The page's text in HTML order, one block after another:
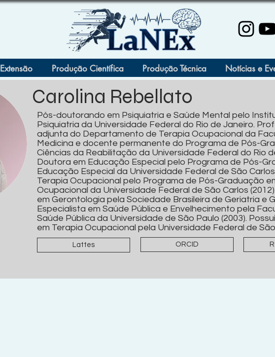
Extensão Produção Científica Produção Técnica Notícias e
Carolina Rebellato
Pós-doutorando em Psiquiatria e Saúde Mental pelo
Psiquiatria da Universidade Federal do Rio de Janeiro.
adjunta do Departamento de Terapia Ocupacional da
Medicina e docente permanente do Programa de Pós-
Ciências da Reabilitação da Universidade Federal do Rio
Doutora em Educação Especial pelo Programa de Pós-
Educação Especial da Universidade Federal de São
Terapia Ocupacional pelo Programa de Pós-Graduação
Ocupacional da Universidade Federal de São Carlos
em Gerontologia pela Sociedade Brasileira de Geriatria e
Especialista em Saúde Pública e Envelhecimento pela
Saúde Pública da Universidade de São Paulo (2003).
em Terapia Ocupacional pela Universidade Federal de São
Lattes ORCID